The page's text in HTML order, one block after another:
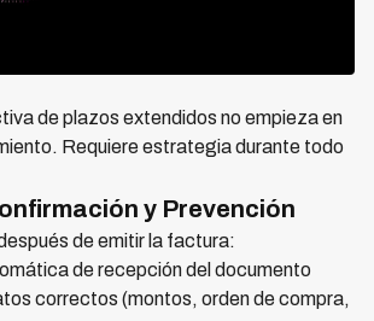
de plazos extendidos no empieza en
Requiere estrategia durante todo
y Prevención
de emitir la factura:
de recepción del documento
correctos (montos, orden de compra,